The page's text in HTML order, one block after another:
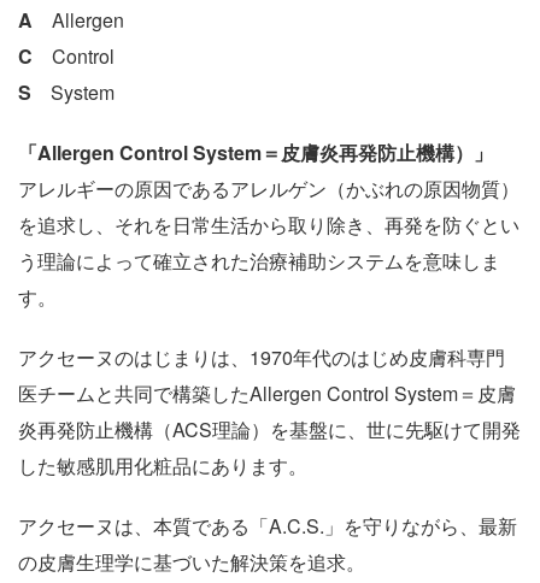
A Allergen
C Control
S System
「Allergen Control System＝皮膚炎再発防止機構）」
アレルギーの原因であるアレルゲン（かぶれの原因物質）
を追求し、それを日常生活から取り除き、再発を防ぐとい
う理論によって確立された治療補助システムを意味しま
す。
アクセーヌのはじまりは、1970年代のはじめ皮膚科専門
医チームと共同で構築したAllergen Control System＝皮膚
炎再発防止機構（ACS理論）を基盤に、世に先駆けて開発
した敏感肌用化粧品にあります。
アクセーヌは、本質である「A.C.S.」を守りながら、最新
の皮膚生理学に基づいた解決策を追求。